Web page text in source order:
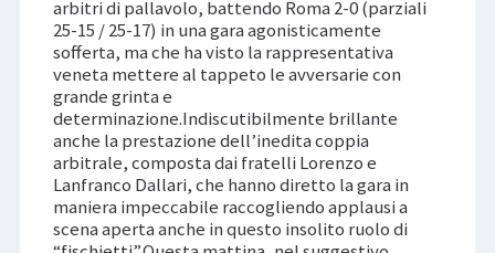
arbitri di pallavolo, battendo Roma 2-0 (parziali
25-15 / 25-17) in una gara agonisticamente
sofferta, ma che ha visto la rappresentativa
veneta mettere al tappeto le avversarie con
grande grinta e
determinazione.Indiscutibilmente brillante
anche la prestazione dell’inedita coppia
arbitrale, composta dai fratelli Lorenzo e
Lanfranco Dallari, che hanno diretto la gara in
maniera impeccabile raccogliendo applausi a
scena aperta anche in questo insolito ruolo di